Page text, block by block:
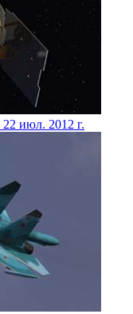
22 июл. 2012 г.